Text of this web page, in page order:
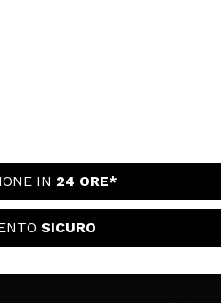
IN 24 ORE*
SICURO